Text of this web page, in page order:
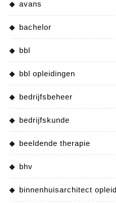
avans
bachelor
bbl
bbl opleidingen
bedrijfsbeheer
bedrijfskunde
beeldende therapie
bhv
binnenhuisarchitect